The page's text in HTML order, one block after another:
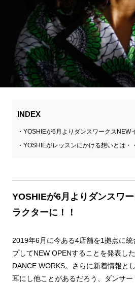
INDEX
YOSHIEが6月よりダンスワークスNEW
YOSHIEがレッスンにかける想いとは・
YOSHIEが6月よりダンスワ
ラクターに！！
2019年6月に今ある4店舗を1拠点に
プしてNEW OPENすることを発表し
DANCE WORKS。さらに新着情報と
耳にし他ことがあるだろう、ダンサー